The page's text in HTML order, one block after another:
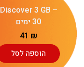
Discover 3 GB –
30 ימים
41 ₪
הוספה לסל